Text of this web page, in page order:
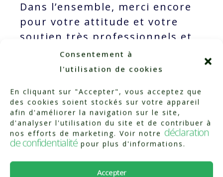
Consentement à
l'utilisation de cookies
En cliquant sur "Accepter", vous acceptez que
des cookies soient stockés sur votre appareil
afin d'améliorer la navigation sur le site,
d'analyser l'utilisation du site et de contribuer à
nos efforts de marketing. Voir notre déclaration
de confidentialité pour plus d'informations.
Accepter
Dans l’ensemble, merci encore
pour votre attitude et votre
soutien très professionnels et
amicaux!